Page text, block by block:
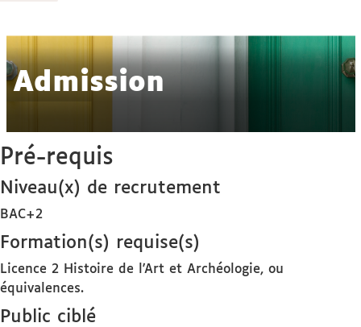
Admission
Pré-requis
Niveau(x) de recrutement
BAC+2
Formation(s) requise(s)
Licence 2 Histoire de l'Art et Archéologie, ou
équivalences.
Public ciblé